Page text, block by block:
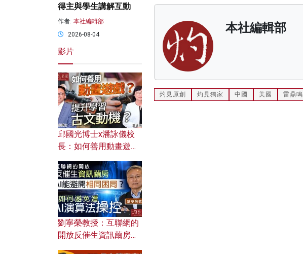
本社編輯部
灼見原創 灼見獨家 中國 美國 雷鼎鳴
得主與學生講解互動
作者: 本社編輯部
2026-08-04
影片
邱國光博士x潘詠儀校
長：如何善用動畫遊戲
劉寧榮教授：互聯網的
開放反催生資訊繭房，